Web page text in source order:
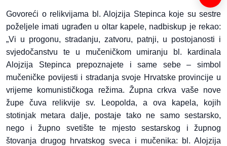
Govoreći o relikvijama bl. Alojzija Stepinca koje su sestre
poželjele imati ugrađen u oltar kapele, nadbiskup je rekao:
„Vi u progonu, stradanju, zatvoru, patnji, u postojanosti i
svjedočanstvu te u mučeničkom umiranju bl. kardinala
Alojzija Stepinca prepoznajete i same sebe – simbol
mučeničke povijesti i stradanja svoje Hrvatske provincije u
vrijeme komunističkoga režima. Župna crkva vaše nove
župe čuva relikvije sv. Leopolda, a ova kapela, kojih
stotinjak metara dalje, postaje tako ne samo sestarsko,
nego i župno svetište te mjesto sestarskog i župnog
štovanja drugog hrvatskog sveca i mučenika: bl. Alojzija